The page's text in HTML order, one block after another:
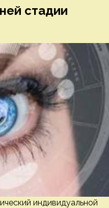
стадии
индивидуальной